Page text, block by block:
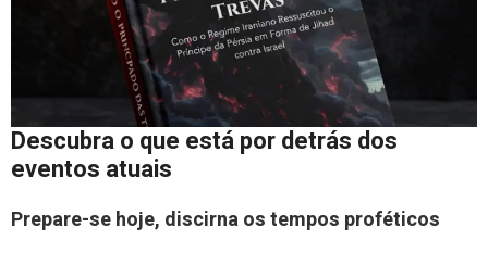
Descubra o que está por detrás dos
eventos atuais
Prepare-se hoje, discirna os tempos proféticos